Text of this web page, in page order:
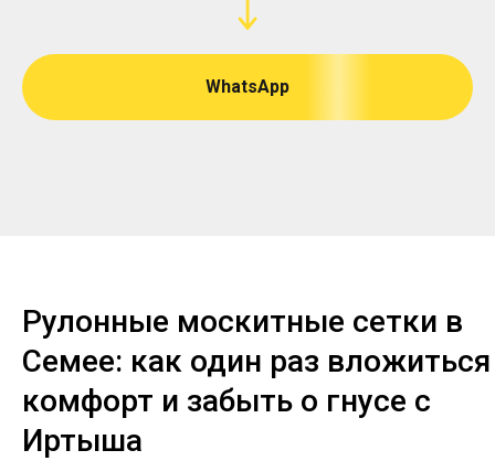
WhatsApp
Рулонные москитные сетки в
Семее: как один раз
комфорт и забыть о гнусе с
Иртыша